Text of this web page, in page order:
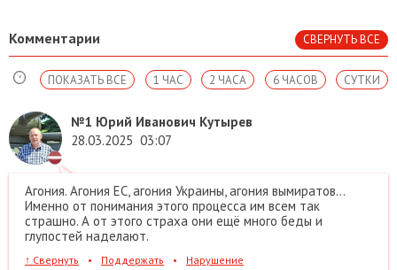
Комментарии СВЕРНУТЬ ВСЕ
СУТКИ
6 ЧАСОВ
2 ЧАСА
1 ЧАС
ПОКАЗАТЬ ВСЕ
№1 Юрий Иванович Кутырев
28.03.2025 03:07
Агония. Агония ЕС, агония Украины, агония вымиратов...
Именно от понимания этого процесса им всем так
страшно. А от этого страха они ещё много беды и
глупостей наделают.
↑ Свернуть • Поддержать • Нарушение